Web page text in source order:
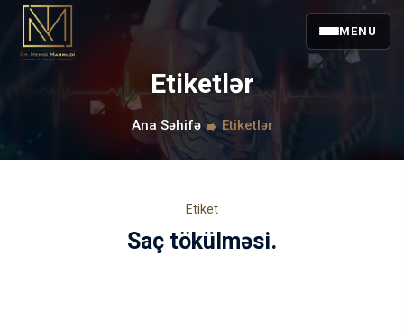
MENU
Etiketlər
Ana Səhifə Etiketlər
Etiket
Saç tökülməsi.